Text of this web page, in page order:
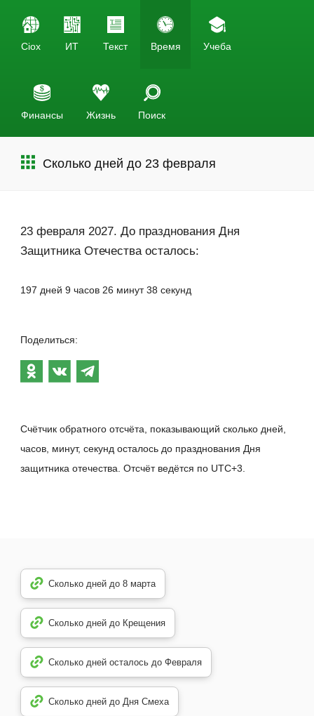
Ciox ИТ Текст Время Учеба
Финансы Жизнь Поиск
Сколько дней до 23 февраля
23 февраля 2027. До празднования Дня
Защитника Отечества осталось:
197 дней 9 часов 26 минут 38 секунд
Поделиться:
Счётчик обратного отсчёта, показывающий сколько дней,
часов, минут, секунд осталось до празднования Дня
защитника отечества. Отсчёт ведётся по UTC+3.
Сколько дней до 8 марта
Сколько дней до Крещения
Сколько дней осталось до Февраля
Сколько дней до Дня Смеха